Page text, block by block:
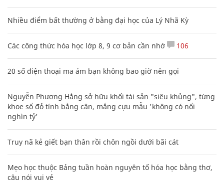
Nhiều điểm bất thường ở bằng đại học của Lý Nhã Kỳ
Các công thức hóa học lớp 8, 9 cơ bản cần nhớ 106
20 số điện thoại ma ám bạn không bao giờ nên gọi
Nguyễn Phương Hằng sở hữu khối tài sản "siêu khủng", từng
khoe sổ đỏ tính bằng cân, mắng cựu mẫu 'không có nổi
nghìn tỷ'
Truy nã kẻ giết bạn thân rồi chôn ngồi dưới bãi cát
Mẹo học thuộc Bảng tuần hoàn nguyên tố hóa học bằng thơ,
câu nói vui vẻ